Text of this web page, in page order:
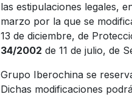
las estipulaciones legales,
marzo por la que se
13 de diciembre, de
34/2002 de 11 de julio, de
Grupo Iberochina se
Dichas modificaciones